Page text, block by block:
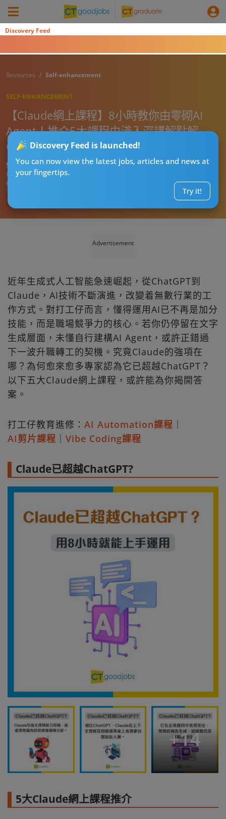
Discovery Feed
Discovery Feed is launched!
You can now view the latest jobs, articles and news at
your fingertips.
Try it!
Resources Self-enhancement
SELF-ENHANCEMENT
【Claude網上課程】8小時教你由零砌AI
Agent！推介5大課程由淺入深講解點解
Claude超越ChatGPT
CT進修導師阿J
Published:2026-08-02 19:36
Updated:
Advertisement
近年生成式人工智能急速崛起，從ChatGPT到
Claude，AI技術不斷演進，改變着無數行業的工
作方式。對打工仔而言，懂得運用AI已不再是加分
技能，而是職場競爭力的核心。若你仍停留在文字
生成層面，未懂自行建構AI Agent，或許正錯過
下一波升職轉工的契機。究竟Claude的強項在
哪？為何愈來愈多專家認為它已超越ChatGPT？
以下五大Claude網上課程，或許能為你揭開答
案。
打工仔教育進修： AI Automation課程
AI剪片課程
Vibe Coding課程
Claude已超越ChatGPT?
+14
5大Claude網上課程推介